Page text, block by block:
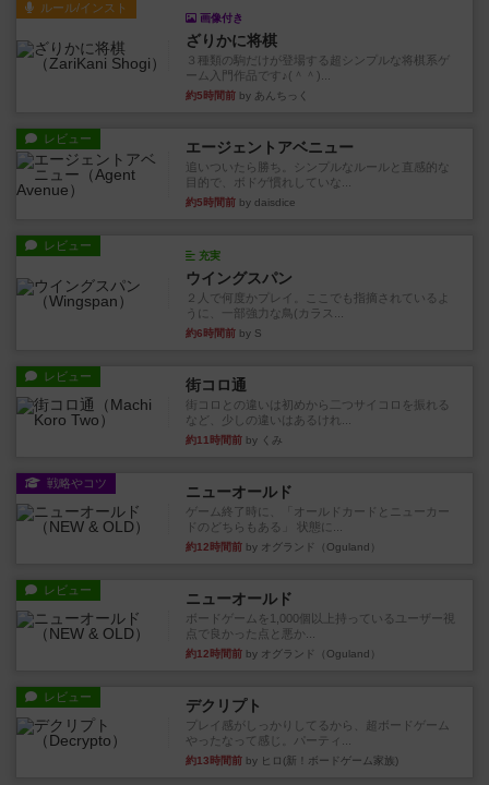
ルール/インスト
画像付き
ざりかに将棋
３種類の駒だけが登場する超シンプルな将棋系ゲ
ーム入門作品です♪(＾＾)...
約5時間前 by あんちっく
レビュー エージェントアベニュー
追いついたら勝ち。シンプルなルールと直感的な
目的で、ボドゲ慣れしていな...
約5時間前 by daisdice
レビュー
充実
ウイングスパン
２人で何度かプレイ。ここでも指摘されているよ
うに、一部強力な鳥(カラス...
約6時間前 by S
レビュー 街コロ通
街コロとの違いは初めから二つサイコロを振れる
など、少しの違いはあるけれ...
約11時間前 by くみ
戦略やコツ ニューオールド
ゲーム終了時に、「オールドカードとニューカー
ドのどちらもある」 状態に...
約12時間前 by オグランド（Oguland）
レビュー ニューオールド
ボードゲームを1,000個以上持っているユーザー視
点で良かった点と悪か...
約12時間前 by オグランド（Oguland）
レビュー デクリプト
プレイ感がしっかりしてるから、超ボードゲーム
やったなって感じ。パーティ...
約13時間前 by ヒロ(新！ボードゲーム家族)